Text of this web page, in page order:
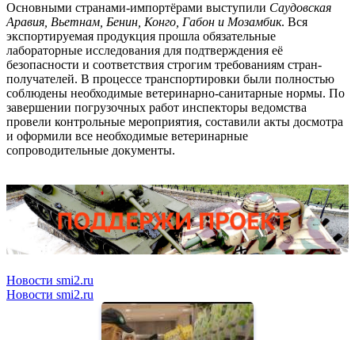
Основными странами-импортёрами выступили Саудовская
Аравия, Вьетнам, Бенин, Конго, Габон и Мозамбик. Вся
экспортируемая продукция прошла обязательные
лабораторные исследования для подтверждения её
безопасности и соответствия строгим требованиям стран-
получателей. В процессе транспортировки были полностью
соблюдены необходимые ветеринарно-санитарные нормы. По
завершении погрузочных работ инспекторы ведомства
провели контрольные мероприятия, составили акты досмотра
и оформили все необходимые ветеринарные
сопроводительные документы.
Новости smi2.ru
Новости smi2.ru